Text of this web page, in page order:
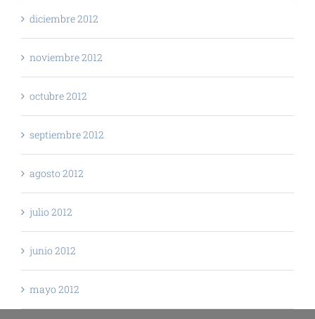
diciembre 2012
noviembre 2012
octubre 2012
septiembre 2012
agosto 2012
julio 2012
junio 2012
mayo 2012